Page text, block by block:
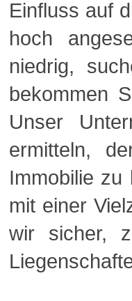
Einfluss auf
hoch
niedrig,
bekommen
Unser
ermitteln,
Immobilie
mit einer
wir sicher,